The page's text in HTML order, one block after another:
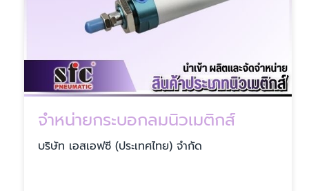
จำหน่ายกระบอกลมนิวเมติกส์
บริษัท เอสเอฟซี (ประเทศไทย) จำกัด